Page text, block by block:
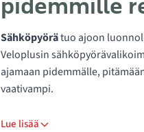
Sähköpyörätuo ajoon
Veloplusin
ajamaan pidemmälle,
vaativampi.
Lue lisää